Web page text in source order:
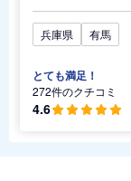
兵庫県 有馬
とても満足！
272件のクチコミ
4.6